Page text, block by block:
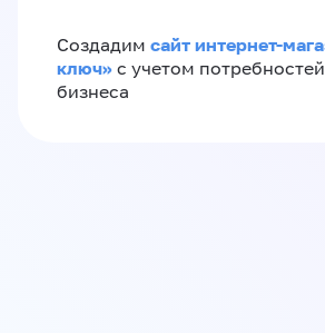
Создадим сайт интернет-
ключ» с учетом
бизнеса